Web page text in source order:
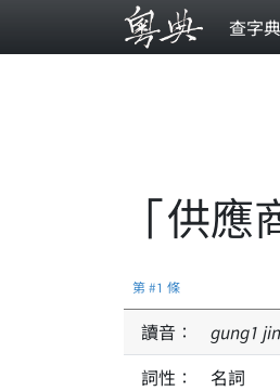
查字典
「供應
第 #1 條
讀音： gung1
詞性：
名詞